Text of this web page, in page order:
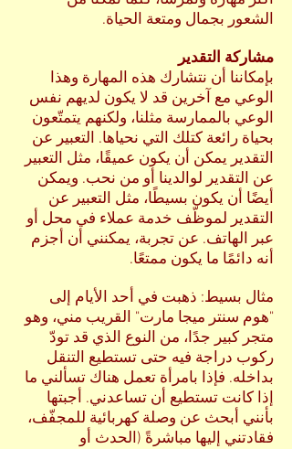
الشعور بجمال ومتعة الحياة.
مشاركة التقدير
بإمكاننا أن نتشارك هذه المهارة وهذا
الوعي مع آخرين قد لا يكون لديهم نفس
الوعي بالممارسة مثلنا، ولكنهم يتمتّعون
بحياة رائعة كتلك التي نحياها. التعبير عن
التقدير يمكن أن يكون عميقًا، مثل التعبير
عن التقدير لوالدينا أو من نحب. ويمكن
أيضًا أن يكون بسيطًا، مثل التعبير عن
التقدير لموظّف خدمة عملاء في محل أو
عبر الهاتف. عن تجربة، يمكنني أن أجزم
أنه دائمًا ما يكون ممتعًا.
مثال بسيط: ذهبت في أحد الأيام إلى
"هوم سنتر ميجا مارت" القريب مني، وهو
متجر كبير جدًا، من النوع الذي قد تودّ
ركوب دراجة فيه حتى تستطيع التنقل
بداخله. فإذا بامرأة تعمل هناك تسألني ما
إذا كانت تستطيع أن تساعدني. أجبتها
بأنني أبحث عن وصلة كهربائية للمجفّف،
فقادتني إليها مباشرةً (الحدث أو